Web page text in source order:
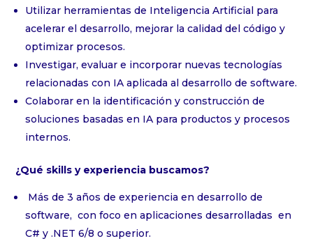
Utilizar herramientas de Inteligencia Artificial para
acelerar el desarrollo, mejorar la calidad del código y
optimizar procesos.
Investigar, evaluar e incorporar nuevas tecnologías
relacionadas con IA aplicada al desarrollo de software.
Colaborar en la identificación y construcción de
soluciones basadas en IA para productos y procesos
internos.
¿Qué skills y experiencia buscamos?
Más de 3 años de experiencia en desarrollo de
software, con foco en aplicaciones desarrolladas en
C# y .NET 6/8 o superior.